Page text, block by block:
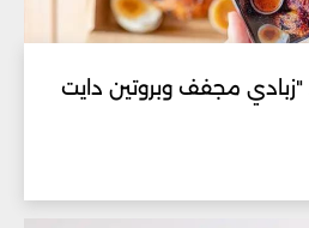
"زبادي مجفف وبروتين دايت